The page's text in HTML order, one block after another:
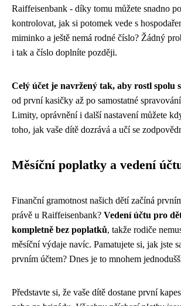
Raiffeisenbank - díky tomu můžete snadno
kontrolovat, jak si potomek vede s
miminko a ještě nemá rodné číslo? Žádný
i tak a číslo doplníte později.
Celý účet je navržený tak, aby rostl spolu
od první kasičky až po samostatné
Limity, oprávnění i další nastavení můžete
toho, jak vaše dítě dozrává a učí se
Měsíční poplatky a vedení
Finanční gramotnost našich dětí začíná
právě u Raiffeisenbank? Vedení účtu pro
kompletně bez poplatků, takže rodiče
měsíční výdaje navíc. Pamatujete si, jak jste
prvním účtem? Dnes je to mnohem
Představte si, že vaše dítě dostane první